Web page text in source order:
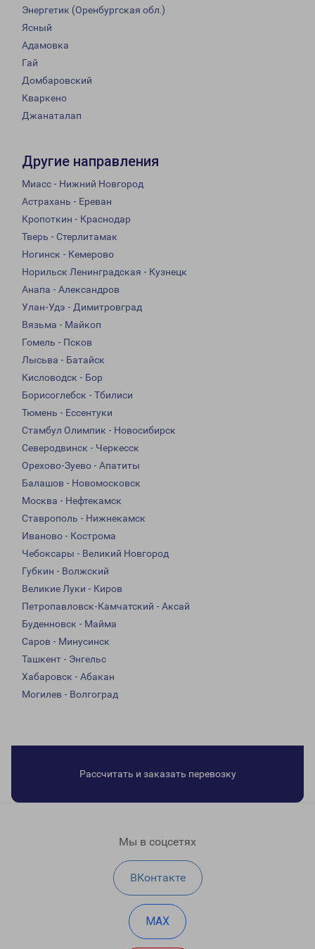
Энергетик (Оренбургская обл.)
Ясный
Адамовка
Гай
Домбаровский
Кваркено
Джанаталап
Другие направления
Миасс - Нижний Новгород
Астрахань - Ереван
Кропоткин - Краснодар
Тверь - Стерлитамак
Ногинск - Кемерово
Норильск Ленинградская - Кузнецк
Анапа - Александров
Улан-Удэ - Димитровград
Вязьма - Майкоп
Гомель - Псков
Лысьва - Батайск
Кисловодск - Бор
Борисоглебск - Тбилиси
Тюмень - Ессентуки
Стамбул Олимпик - Новосибирск
Северодвинск - Черкесск
Орехово-Зуево - Апатиты
Балашов - Новомосковск
Москва - Нефтекамск
Ставрополь - Нижнекамск
Иваново - Кострома
Чебоксары - Великий Новгород
Губкин - Волжский
Великие Луки - Киров
Петропавловск-Камчатский - Аксай
Буденновск - Майма
Саров - Минусинск
Ташкент - Энгельс
Хабаровск - Абакан
Могилев - Волгоград
Рассчитать и заказать перевозку
Мы в соцсетях
ВКонтакте
MAX